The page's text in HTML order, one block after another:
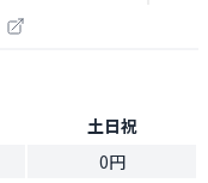
土日祝
0円